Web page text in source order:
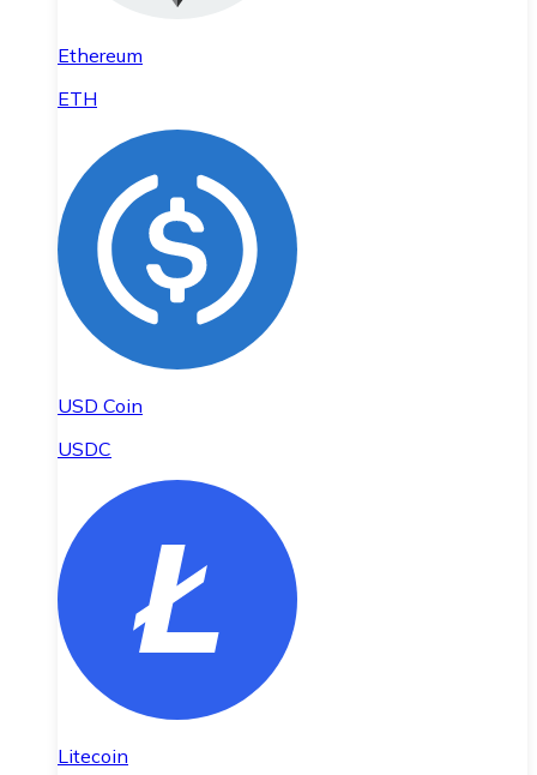
Ethereum
ETH
USD Coin
USDC
Litecoin